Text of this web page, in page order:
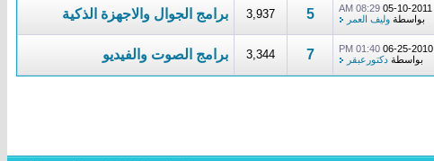
05-10-2011
08:29 AM
بواسطة وليف العمر 5
3,937 برامج الجوال والاجهزة الذكية
06-25-2010
01:40 PM
بواسطة دكتورعبقر 7
3,344 برامج الصوت والفيديو